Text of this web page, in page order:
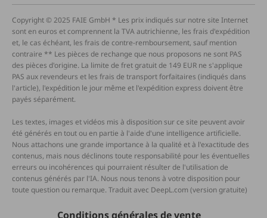
Copyright © 2025 FAIE GmbH * Les prix indiqués sur notre site Internet
sont en euros et comprennent la TVA autrichienne, les frais d'expédition
et, le cas échéant, les frais de contre-remboursement, sauf mention
contraire ** Les pièces de rechange que nous proposons ne sont PAS
des pièces d'origine. La limite de fret gratuit de 149 EUR ne s'applique
PAS aux revendeurs et les frais de transport forfaitaires (indiqués dans
l'article), l'expédition le jour même et l'expédition express doivent être
payés séparément.
Les textes, images et vidéos mis à disposition sur ce site peuvent avoir
été générés en tout ou en partie à l'aide d'une intelligence artificielle.
Nous attachons une grande importance à la qualité et à l'exactitude des
contenus, mais nous déclinons toute responsabilité pour les éventuelles
erreurs ou incohérences qui pourraient résulter de l'utilisation de
contenus générés par l'IA. Nous nous tenons à votre disposition pour
toute question ou remarque. Traduit avec DeepL.com (version gratuite)
Conditions générales de vente